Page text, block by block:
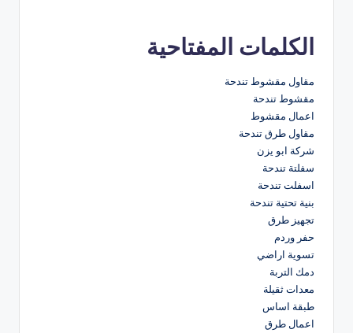
الكلمات المفتاحية
مقاول مقشوط تندحة
مقشوط تندحة
اعمال مقشوط
مقاول طرق تندحة
شركة ابو يزن
سفلتة تندحة
اسفلت تندحة
بنية تحتية تندحة
تجهيز طرق
حفر وردم
تسوية اراضي
دمك التربة
معدات ثقيلة
طبقة اساس
اعمال طرق